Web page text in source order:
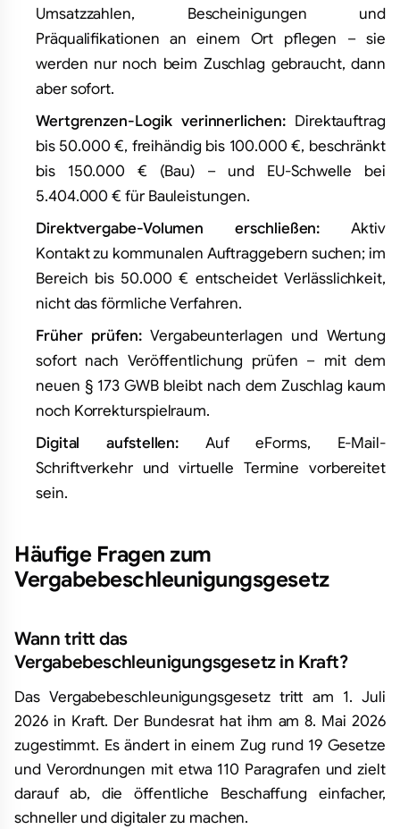
Umsatzzahlen, Bescheinigungen und
Präqualifikationen an einem Ort pflegen – sie
werden nur noch beim Zuschlag gebraucht, dann
aber sofort.
Wertgrenzen-Logik verinnerlichen:Direktauftrag
bis 50.000 €, freihändig bis 100.000 €, beschränkt
bis 150.000 € (Bau) – und EU-Schwelle bei
5.404.000 € für Bauleistungen.
Direktvergabe-Volumen erschließen: Aktiv
Kontakt zu kommunalen Auftraggebern suchen; im
Bereich bis 50.000 € entscheidet Verlässlichkeit,
nicht das förmliche Verfahren.
Früher prüfen:Vergabeunterlagen und Wertung
sofort nach Veröffentlichung prüfen – mit dem
neuen § 173 GWB bleibt nach dem Zuschlag kaum
noch Korrekturspielraum.
Digital aufstellen: Auf eForms, E-Mail-
Schriftverkehr und virtuelle Termine vorbereitet
sein.
Häufige Fragen zum
Vergabebeschleunigungsgesetz
Wann tritt das
Vergabebeschleunigungsgesetz in Kraft?
Das Vergabebeschleunigungsgesetz tritt am 1. Juli
2026 in Kraft. Der Bundesrat hat ihm am 8. Mai 2026
zugestimmt. Es ändert in einem Zug rund 19 Gesetze
und Verordnungen mit etwa 110 Paragrafen und zielt
darauf ab, die öffentliche Beschaffung einfacher,
schneller und digitaler zu machen.